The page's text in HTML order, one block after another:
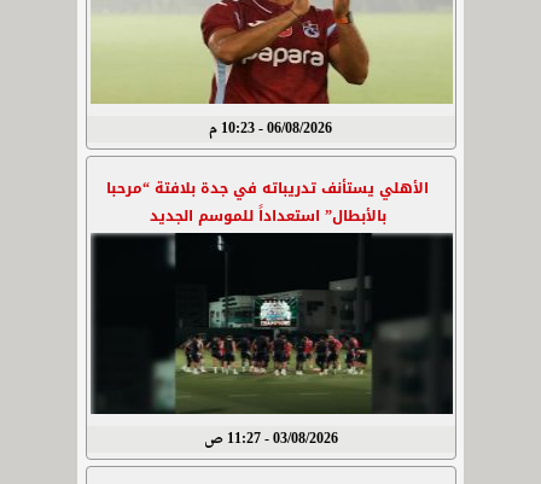
06/08/2026 - 10:23 م
الأهلي يستأنف تدريباته في جدة بلافتة “مرحبا
بالأبطال” استعداداً للموسم الجديد
03/08/2026 - 11:27 ص